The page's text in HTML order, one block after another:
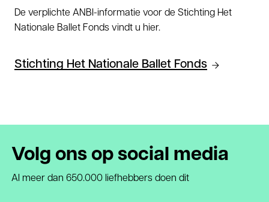
De verplichte ANBI-informatie voor de Stichting Het
Nationale Ballet Fonds vindt u hier.
Stichting Het Nationale Ballet Fonds
Volg ons op social media
Al meer dan 650.000 liefhebbers doen dit